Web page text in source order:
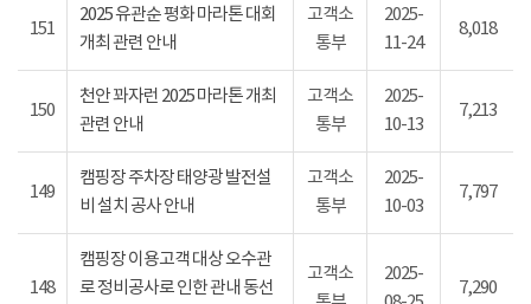
151
2025 유관순 평화 마라톤 대회
개최 관련 안내
고객소
통부
2025-
11-24
8,018
150
천안 꽈자런 2025 마라톤 개최
관련 안내
고객소
통부
2025-
10-13
7,213
149
캠핑장 주차장 태양광 발전설
비 설치 공사 안내
고객소
통부
2025-
10-03
7,797
148
캠핑장 이용고객 대상 오수관
로 정비공사로 인한 관내 동선
고객소
2025-
7,290